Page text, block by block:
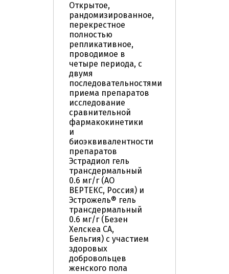
Открытое,
рандомизированное,
перекрестное
полностью
репликативное,
проводимое в
четыре периода, с
двумя
последовательностями
приема препаратов
исследование
сравнительной
фармакокинетики
и
биоэквивалентности
препаратов
Эстрадиол гель
трансдермальный
0.6 мг/г (АО
ВЕРТЕКС, Россия) и
Эстрожель® гель
трансдермальный
0.6 мг/г (Безен
Хелскеа СА,
Бельгия) с участием
здоровых
добровольцев
женского пола